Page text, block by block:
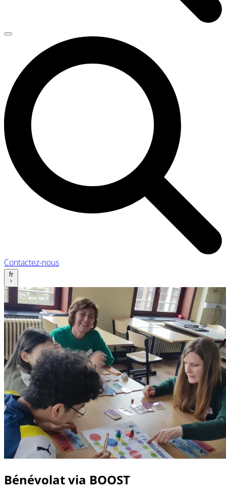
Contactez-nous
fr
Bénévolat via BOOST